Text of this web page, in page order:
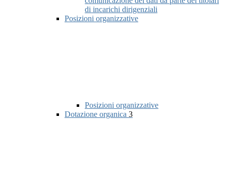
di incarichi dirigenziali
Posizioni organizzative
Posizioni organizzative
Dotazione organica 3